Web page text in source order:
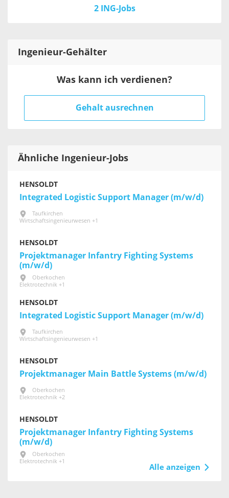
2 ING-Jobs
Ingenieur-Gehälter
Was kann ich verdienen?
Gehalt ausrechnen
Ähnliche Ingenieur-Jobs
HENSOLDT
Integrated Logistic Support Manager (m/w/d)
Taufkirchen
Wirtschaftsingenieurwesen +1
HENSOLDT
Projektmanager Infantry Fighting Systems
(m/w/d)
Oberkochen
Elektrotechnik +1
HENSOLDT
Integrated Logistic Support Manager (m/w/d)
Taufkirchen
Wirtschaftsingenieurwesen +1
HENSOLDT
Projektmanager Main Battle Systems (m/w/d)
Oberkochen
Elektrotechnik +2
HENSOLDT
Projektmanager Infantry Fighting Systems
(m/w/d)
Oberkochen
Elektrotechnik +1
Alle anzeigen